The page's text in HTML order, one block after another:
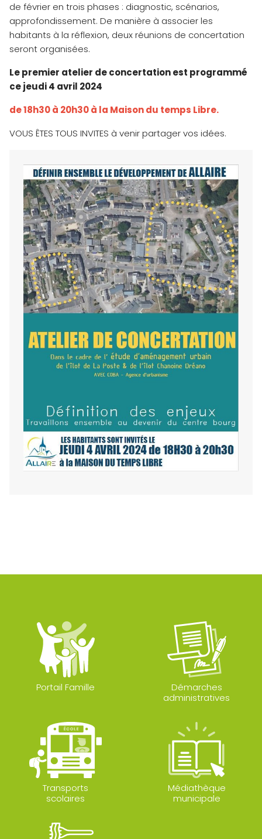
de février en trois phases : diagnostic, scénarios,
approfondissement. De manière à associer les
habitants à la réflexion, deux réunions de concertation
seront organisées.
Le premier atelier de concertation est programmé
ce jeudi 4 avril 2024
de 18h30 à 20h30 à la Maison du temps Libre.
VOUS ÊTES TOUS INVITES à venir partager vos idées.
Portail Famille
Démarches
administratives
Transports
scolaires
Médiathèque
municipale